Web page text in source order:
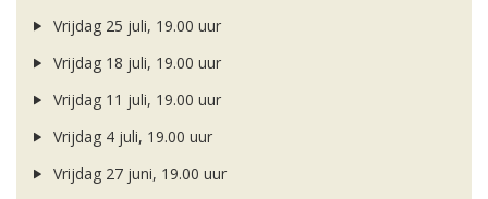
Vrijdag 25 juli, 19.00 uur
Vrijdag 18 juli, 19.00 uur
Vrijdag 11 juli, 19.00 uur
Vrijdag 4 juli, 19.00 uur
Vrijdag 27 juni, 19.00 uur